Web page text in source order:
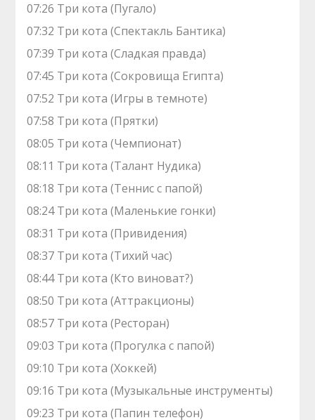
07:26 Три кота (Пугало)
07:32 Три кота (Спектакль Бантика)
07:39 Три кота (Сладкая правда)
07:45 Три кота (Сокровища Египта)
07:52 Три кота (Игры в темноте)
07:58 Три кота (Прятки)
08:05 Три кота (Чемпионат)
08:11 Три кота (Талант Нудика)
08:18 Три кота (Теннис с папой)
08:24 Три кота (Маленькие гонки)
08:31 Три кота (Привидения)
08:37 Три кота (Тихий час)
08:44 Три кота (Кто виноват?)
08:50 Три кота (Аттракционы)
08:57 Три кота (Ресторан)
09:03 Три кота (Прогулка с папой)
09:10 Три кота (Хоккей)
09:16 Три кота (Музыкальные инструменты)
09:23 Три кота (Папин телефон)